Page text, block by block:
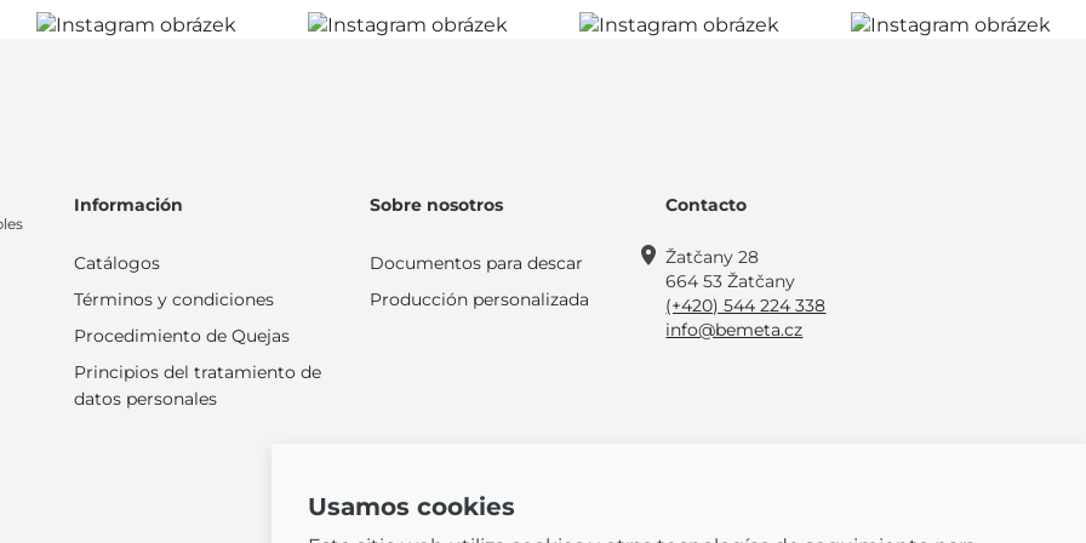
Información
Catálogos
Términos y condiciones
Procedimiento de Quejas
Principios del tratamiento de
datos personales
Sobre nosotros
Documentos para descar
Producción personalizada
Contacto
Žatčany 28
664 53 Žatčany
(+420) 544 224 338
info@bemeta.cz
Usamos cookies